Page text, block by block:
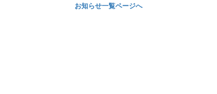
お知らせ一覧ページへ